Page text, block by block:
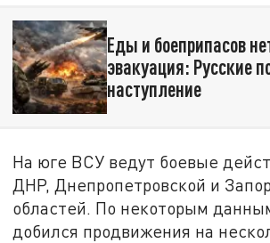
Еды и боеприпасов
эвакуация: Русские
наступление
На юге ВСУ ведут боевые
ДНР, Днепропетровской и
областей. По некоторым
добился продвижения на